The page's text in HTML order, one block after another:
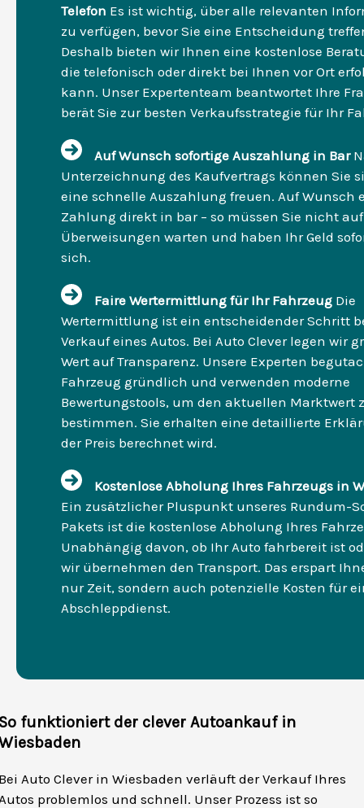
Telefon Es ist wichtig, über alle relevanten
zu verfügen, bevor Sie eine Entscheidung
Deshalb bieten wir Ihnen eine kostenlose
die telefonisch oder direkt bei Ihnen vor Ort
kann. Unser Expertenteam beantwortet Ihre
berät Sie zur besten Verkaufsstrategie für Ihr
Auf Wunsch sofortige Auszahlung in Bar
Unterzeichnung des Kaufvertrags können Sie
eine schnelle Auszahlung freuen. Auf Wunsch
Zahlung direkt in bar – so müssen Sie nicht auf
Überweisungen warten und haben Ihr Geld
sich.
Faire Wertermittlung für Ihr Fahrzeug Die
Wertermittlung ist ein entscheidender Schritt
Verkauf eines Autos. Bei Auto Clever legen wir
Wert auf Transparenz. Unsere Experten
Fahrzeug gründlich und verwenden moderne
Bewertungstools, um den aktuellen Marktwert
bestimmen. Sie erhalten eine detaillierte
der Preis berechnet wird.
Kostenlose Abholung Ihres Fahrzeugs in
Ein zusätzlicher Pluspunkt unseres Rundum-
Pakets ist die kostenlose Abholung Ihres
Unabhängig davon, ob Ihr Auto fahrbereit ist
wir übernehmen den Transport. Das erspart
nur Zeit, sondern auch potenzielle Kosten für
Abschleppdienst.
funktioniert der clever Autoankauf in
Auto Clever in Wiesbaden verläuft der Verkauf Ihres
problemlos und schnell. Unser Prozess ist so